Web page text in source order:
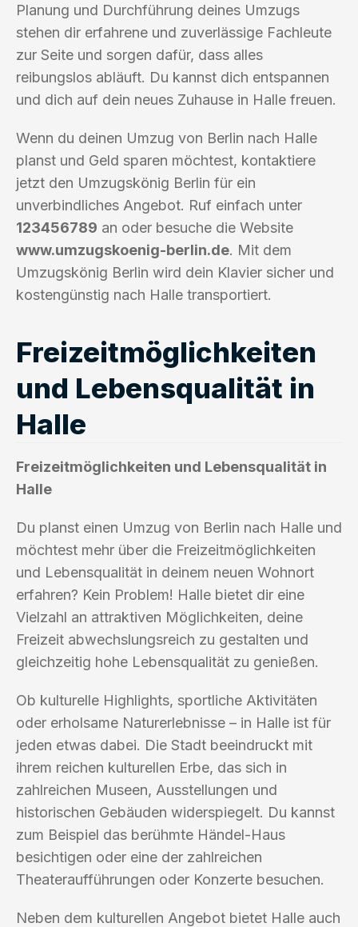
Planung und Durchführung deines Umzugs
stehen dir erfahrene und zuverlässige Fachleute
zur Seite und sorgen dafür, dass alles
reibungslos abläuft. Du kannst dich entspannen
und dich auf dein neues Zuhause in Halle freuen.
Wenn du deinen Umzug von Berlin nach Halle
planst und Geld sparen möchtest, kontaktiere
jetzt den Umzugskönig Berlin für ein
unverbindliches Angebot. Ruf einfach unter
123456789 an oder besuche die Website
www.umzugskoenig-berlin.de. Mit dem
Umzugskönig Berlin wird dein Klavier sicher und
kostengünstig nach Halle transportiert.
Freizeitmöglichkeiten
und Lebensqualität in
Halle
Freizeitmöglichkeiten und Lebensqualität in
Halle
Du planst einen Umzug von Berlin nach Halle und
möchtest mehr über die Freizeitmöglichkeiten
und Lebensqualität in deinem neuen Wohnort
erfahren? Kein Problem! Halle bietet dir eine
Vielzahl an attraktiven Möglichkeiten, deine
Freizeit abwechslungsreich zu gestalten und
gleichzeitig hohe Lebensqualität zu genießen.
Ob kulturelle Highlights, sportliche Aktivitäten
oder erholsame Naturerlebnisse – in Halle ist für
jeden etwas dabei. Die Stadt beeindruckt mit
ihrem reichen kulturellen Erbe, das sich in
zahlreichen Museen, Ausstellungen und
historischen Gebäuden widerspiegelt. Du kannst
zum Beispiel das berühmte Händel-Haus
besichtigen oder eine der zahlreichen
Theateraufführungen oder Konzerte besuchen.
Neben dem kulturellen Angebot bietet Halle auch